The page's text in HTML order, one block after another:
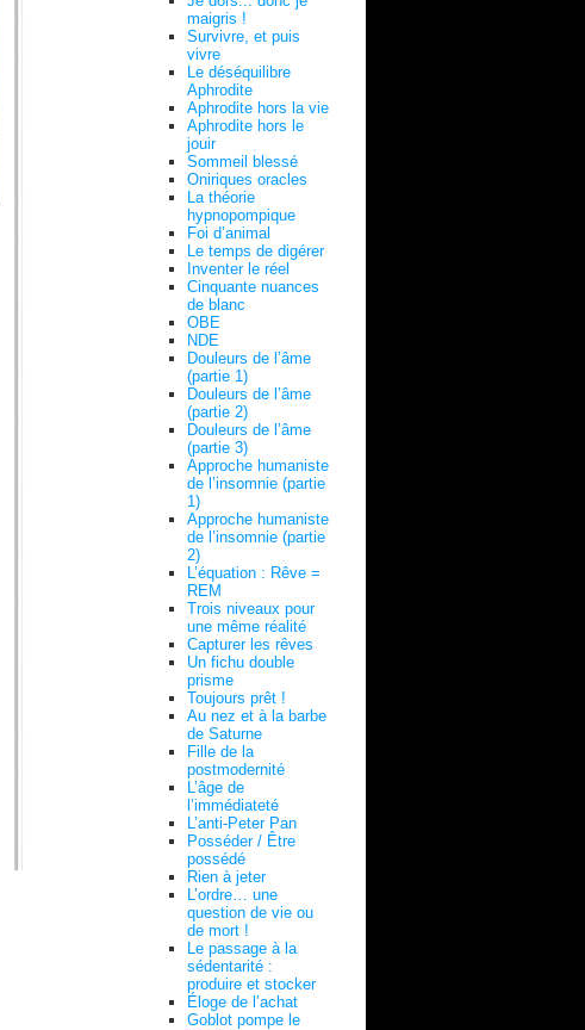
maigris !
Survivre, et puis
vivre
Le déséquilibre
Aphrodite
Aphrodite hors la vie
Aphrodite hors le
jouir
Sommeil blessé
Oniriques oracles
La théorie
hypnopompique
Foi d’animal
Le temps de digérer
Inventer le réel
Cinquante nuances
de blanc
OBE
NDE
Douleurs de l’âme
(partie 1)
Douleurs de l’âme
(partie 2)
Douleurs de l’âme
(partie 3)
Approche humaniste
de l’insomnie (partie
1)
Approche humaniste
de l’insomnie (partie
2)
L’équation : Rêve =
REM
Trois niveaux pour
une même réalité
Capturer les rêves
Un fichu double
prisme
Toujours prêt !
Au nez et à la barbe
de Saturne
Fille de la
postmodernité
L’âge de
l’immédiateté
L’anti-Peter Pan
Posséder / Être
possédé
Rien à jeter
L’ordre… une
question de vie ou
de mort !
Le passage à la
sédentarité :
produire et stocker
Éloge de l’achat
Goblot pompe le